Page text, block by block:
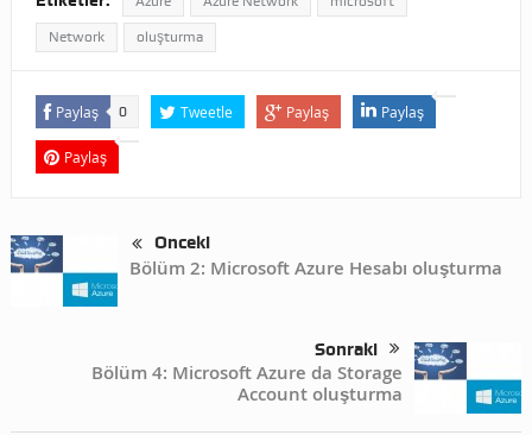
Network oluşturma
Paylaş 0 Tweetle Paylaş Paylaş
Paylaş
Önceki
Bölüm 2: Microsoft Azure Hesabı oluşturma
Sonraki
Bölüm 4: Microsoft Azure da Storage
Account oluşturma